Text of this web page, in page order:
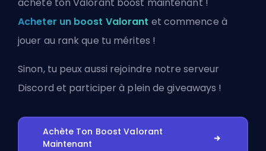
Acheter un boost Valorant et commence à
jouer au rank que tu mérites !
Sinon, tu peux aussi rejoindre notre serveur
Discord et participer à plein de giveaways !
Achète Ton Boost Valorant
Maintenant